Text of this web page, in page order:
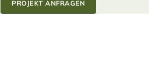
PROJEKT ANFRAGEN